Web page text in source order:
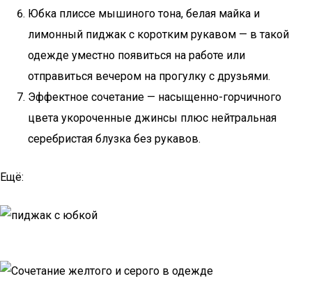
Юбка плиссе мышиного тона, белая майка и
лимонный пиджак с коротким рукавом — в такой
одежде уместно появиться на работе или
отправиться вечером на прогулку с друзьями.
Эффектное сочетание — насыщенно-горчичного
цвета укороченные джинсы плюс нейтральная
серебристая блузка без рукавов.
Ещё: